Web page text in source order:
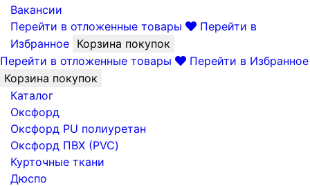
Вакансии
Перейти в отложенные товары
Перейти в
Избранное Корзина покупок
Перейти в отложенные товары
Перейти в Избранное
Корзина покупок
Каталог
Оксфорд
Оксфорд PU полиуретан
Оксфорд ПВХ (PVC)
Курточные ткани
Дюспо